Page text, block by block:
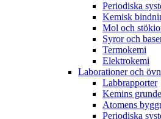
Periodiska
Kemisk
Mol och
Syror och
Termokemi
Elektrokemi
Laborationer och
Labbrapporter
Kemins
Atomens
Periodiska